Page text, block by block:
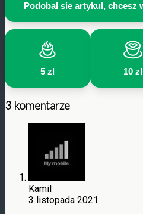
Podobal sie artykul, chcesz
5 zl 10 zl
3 komentarze
Kamil
3 listopada 2021